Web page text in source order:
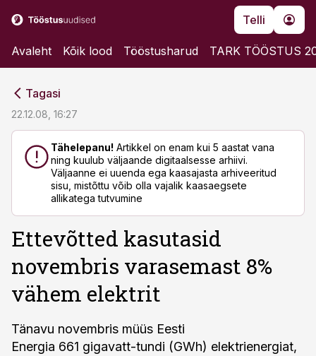
Telli
Avaleht Kõik lood Tööstusharud TARK TÖÖSTUS
Tagasi
22.12.08, 16:27
Tähelepanu! Artikkel on enam kui 5 aastat vana
ning kuulub väljaande digitaalsesse arhiivi.
Väljaanne ei uuenda ega kaasajasta arhiveeritud
sisu, mistõttu võib olla vajalik kaasaegsete
allikatega tutvumine
Ettevõtted kasutasid
novembris varasemast 8%
vähem elektrit
Tänavu novembris müüs Eesti
Energia 661 gigavatt-tundi (GWh) elektrienergiat,